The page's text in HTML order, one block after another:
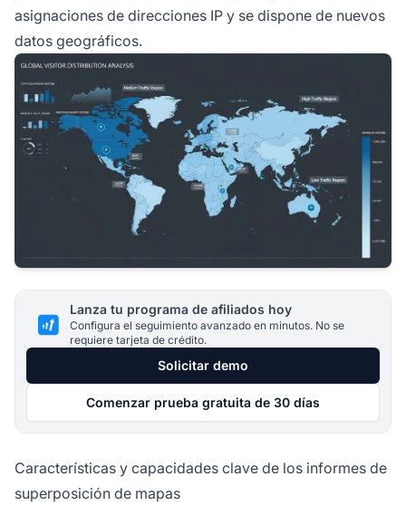
asignaciones de direcciones IP y se dispone de nuevos
datos geográficos.
Lanza tu programa de afiliados hoy
Configura el seguimiento avanzado en minutos. No se
requiere tarjeta de crédito.
Solicitar demo
Comenzar prueba gratuita de 30 días
Características y capacidades clave de los informes de
superposición de mapas